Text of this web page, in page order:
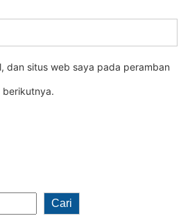
Cari
dan situs web saya pada peramban
berikutnya.